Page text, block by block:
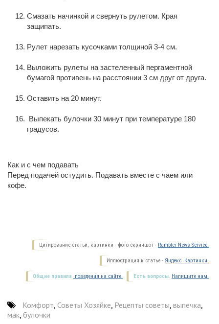
Смазать начинкой и свернуть рулетом. Края
защипать.
Рулет нарезать кусочками толщиной 3-4 см.
Выложить рулеты на застеленный пергаментной
бумагой противень на расстоянии 3 см друг от друга.
Оставить на 20 минут.
Выпекать булочки 30 минут при температуре 180
градусов.
Как и с чем подавать
Перед подачей остудить. Подавать вместе с чаем или
кофе.
Цитирование статьи, картинки - фото скриншот - Rambler News Service.
Иллюстрация к статье - Яндекс. Картинки.
Есть вопросы. Напишите нам.
Общие правила поведения на сайте.
Комфорт, Советы Хозяйке, Рецепты советы, выпечка,
мак, булочки